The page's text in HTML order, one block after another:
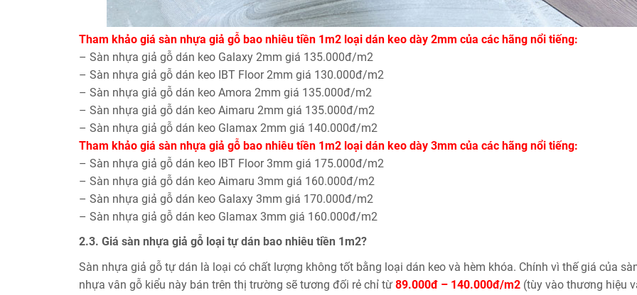
Tham khảo giá sàn nhựa giả gỗ bao nhiêu tiền 1m2 loại dán keo dày 2mm của các hãng nổi tiếng:
– Sàn nhựa giả gỗ dán keo Galaxy 2mm giá 135.000đ/m2
– Sàn nhựa giả gỗ dán keo IBT Floor 2mm giá 130.000đ/m2
– Sàn nhựa giả gỗ dán keo Amora 2mm giá 135.000đ/m2
– Sàn nhựa giả gỗ dán keo Aimaru 2mm giá 135.000đ/m2
– Sàn nhựa giả gỗ dán keo Glamax 2mm giá 140.000đ/m2
Tham khảo giá sàn nhựa giả gỗ bao nhiêu tiền 1m2 loại dán keo dày 3mm của các hãng nổi tiếng:
– Sàn nhựa giả gỗ dán keo IBT Floor 3mm giá 175.000đ/m2
– Sàn nhựa giả gỗ dán keo Aimaru 3mm giá 160.000đ/m2
– Sàn nhựa giả gỗ dán keo Galaxy 3mm giá 170.000đ/m2
– Sàn nhựa giả gỗ dán keo Glamax 3mm giá 160.000đ/m2
2.3. Giá sàn nhựa giả gỗ loại tự dán bao nhiêu tiền 1m2?
Sàn nhựa giả gỗ tự dán là loại có chất lượng không tốt bằng loại dán keo và hèm khóa. Chính vì thế giá của
nhựa vân gỗ kiểu này bán trên thị trường sẽ tương đối rẻ chỉ từ 89.000đ – 140.000đ/m2 (tùy vào thương hiệu